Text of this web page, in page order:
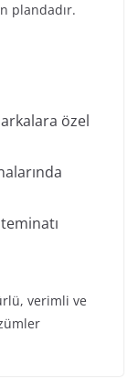
plandadır.
özel
verimli ve